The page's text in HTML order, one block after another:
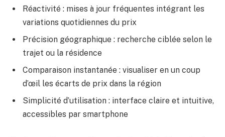
Réactivité : mises à jour fréquentes intégrant les
variations quotidiennes du prix
Précision géographique : recherche ciblée selon le
trajet ou la résidence
Comparaison instantanée : visualiser en un coup
d’œil les écarts de prix dans la région
Simplicité d’utilisation : interface claire et intuitive,
accessibles par smartphone